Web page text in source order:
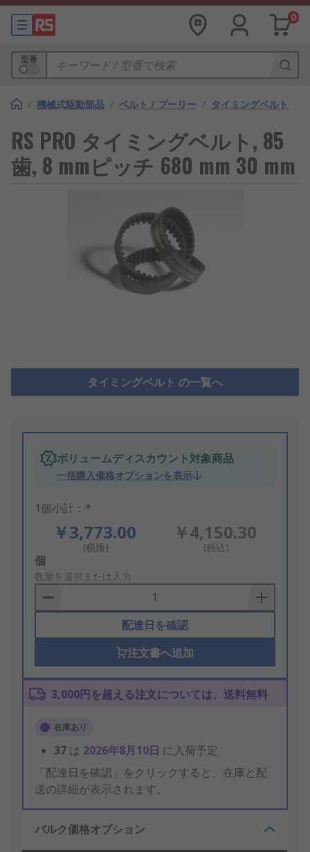
0
型番
/ 機械式駆動部品 / ベルト / プーリー / タイミングベルト
RS PRO タイミングベルト, 85
歯, 8 mmピッチ 680 mm 30 mm
タイミングベルト の一覧へ
ボリュームディスカウント対象商品
一括購入価格オプションを表示
1個小計：*
￥3,773.00
(税抜)
￥4,150.30
(税込)
Add
to
Basket
個
数量を選択または入力
配達日を確認
注文書へ追加
3,000円を超える注文については、送料無料
在庫あり
37 は 2026年8月10日 に入荷予定
「配達日を確認」をクリックすると、在庫と配
送の詳細が表示されます。
バルク価格オプション